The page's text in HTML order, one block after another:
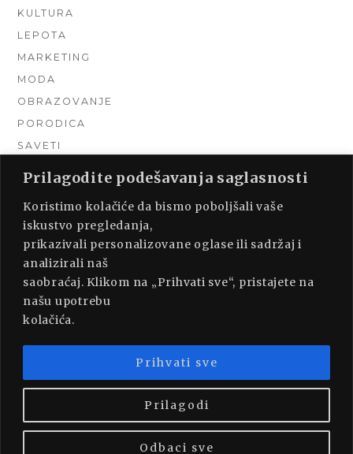
Prilagodite podešavanja saglasnosti
Koristimo kolačiće da bismo poboljšali vaše
iskustvo pregledanja,
prikazivali personalizovane oglase ili sadržaj i
analizirali naš
saobraćaj. Klikom na „Prihvati sve“, pristajete na
našu upotrebu
kolačića.
Prilagodi
Odbaci sve
Prihvati sve
KULTURA
LEPOTA
MARKETING
MODA
OBRAZOVANJE
PORODICA
SAVETI
TURIZAM
UNCATEGORIZED
URADI SAM
UREĐENJE DOMA
ZDRAVLJE
PROUDLY POWERED BY WORDPRESS |THEME:
MUNSA LITE BY
FOXLAND